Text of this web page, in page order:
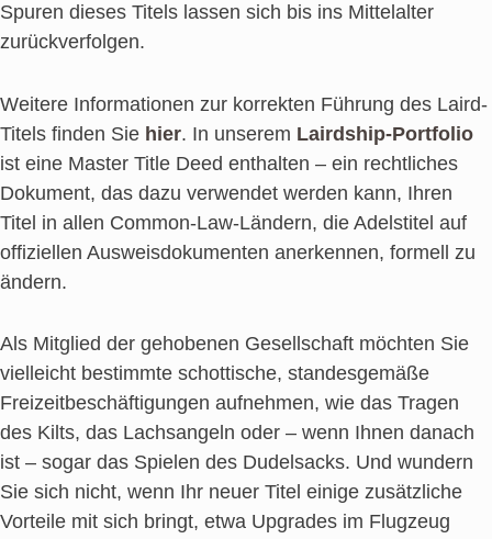
Spuren dieses Titels lassen sich bis ins Mittelalter
zurückverfolgen.
Weitere Informationen zur korrekten Führung des Laird-
Titels finden Sie hier. In unserem Lairdship-Portfolio
ist eine Master Title Deed enthalten – ein rechtliches
Dokument, das dazu verwendet werden kann, Ihren
Titel in allen Common-Law-Ländern, die Adelstitel auf
offiziellen Ausweisdokumenten anerkennen, formell zu
ändern.
Als Mitglied der gehobenen Gesellschaft möchten Sie
vielleicht bestimmte schottische, standesgemäße
Freizeitbeschäftigungen aufnehmen, wie das Tragen
des Kilts, das Lachsangeln oder – wenn Ihnen danach
ist – sogar das Spielen des Dudelsacks. Und wundern
Sie sich nicht, wenn Ihr neuer Titel einige zusätzliche
Vorteile mit sich bringt, etwa Upgrades im Flugzeug